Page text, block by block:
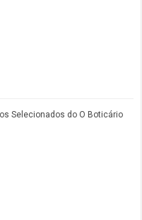
Selecionados do O Boticário